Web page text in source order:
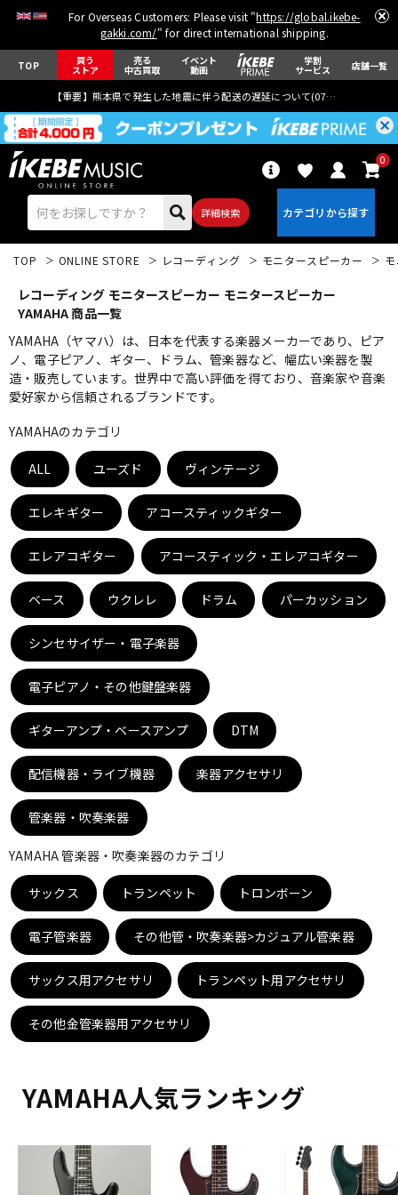
For Overseas Customers: Please visit "https://global.ikebe-
gakki.com/" for direct international shipping.
TOP 買う
ストア
売る
中古買取
イベント
動画
学割
サービス 店舗一覧
【重要】熊本県で発生した地震に伴う配送の遅延について(07月29日
詳細検索
0
エレキギター アコギ/エレアコ
ベース
ドラム パーカッション
キーボード 電子ピアノ
管楽器 その他楽器
アンプ
DTM
DTM オンライン納品
配信/ライブ機器 楽器アクセサリ
中古 ヴィンテージ
TOP ONLINE STORE レコーディング モニタースピーカー
レコーディング モニタースピーカー モニタースピーカー
YAMAHA 商品一覧
YAMAHA（ヤマハ）は、日本を代表する楽器メーカーであり、ピア
ノ、電子ピアノ、ギター、ドラム、管楽器など、幅広い楽器を製
造・販売しています。世界中で高い評価を得ており、音楽家や音楽
愛好家から信頼されるブランドです。
YAMAHAのカテゴリ
ALL ユーズド ヴィンテージ
エレキギター アコースティックギター
エレアコギター アコースティック・エレアコギター
ベース ウクレレ ドラム パーカッション
シンセサイザー・電子楽器
電子ピアノ・その他鍵盤楽器
ギターアンプ・ベースアンプ DTM
配信機器・ライブ機器 楽器アクセサリ
管楽器・吹奏楽器
YAMAHA 管楽器・吹奏楽器のカテゴリ
サックス トランペット トロンボーン
電子管楽器 その他管・吹奏楽器>カジュアル管楽器
サックス用アクセサリ トランペット用アクセサリ
その他金管楽器用アクセサリ
YAMAHA人気ランキング